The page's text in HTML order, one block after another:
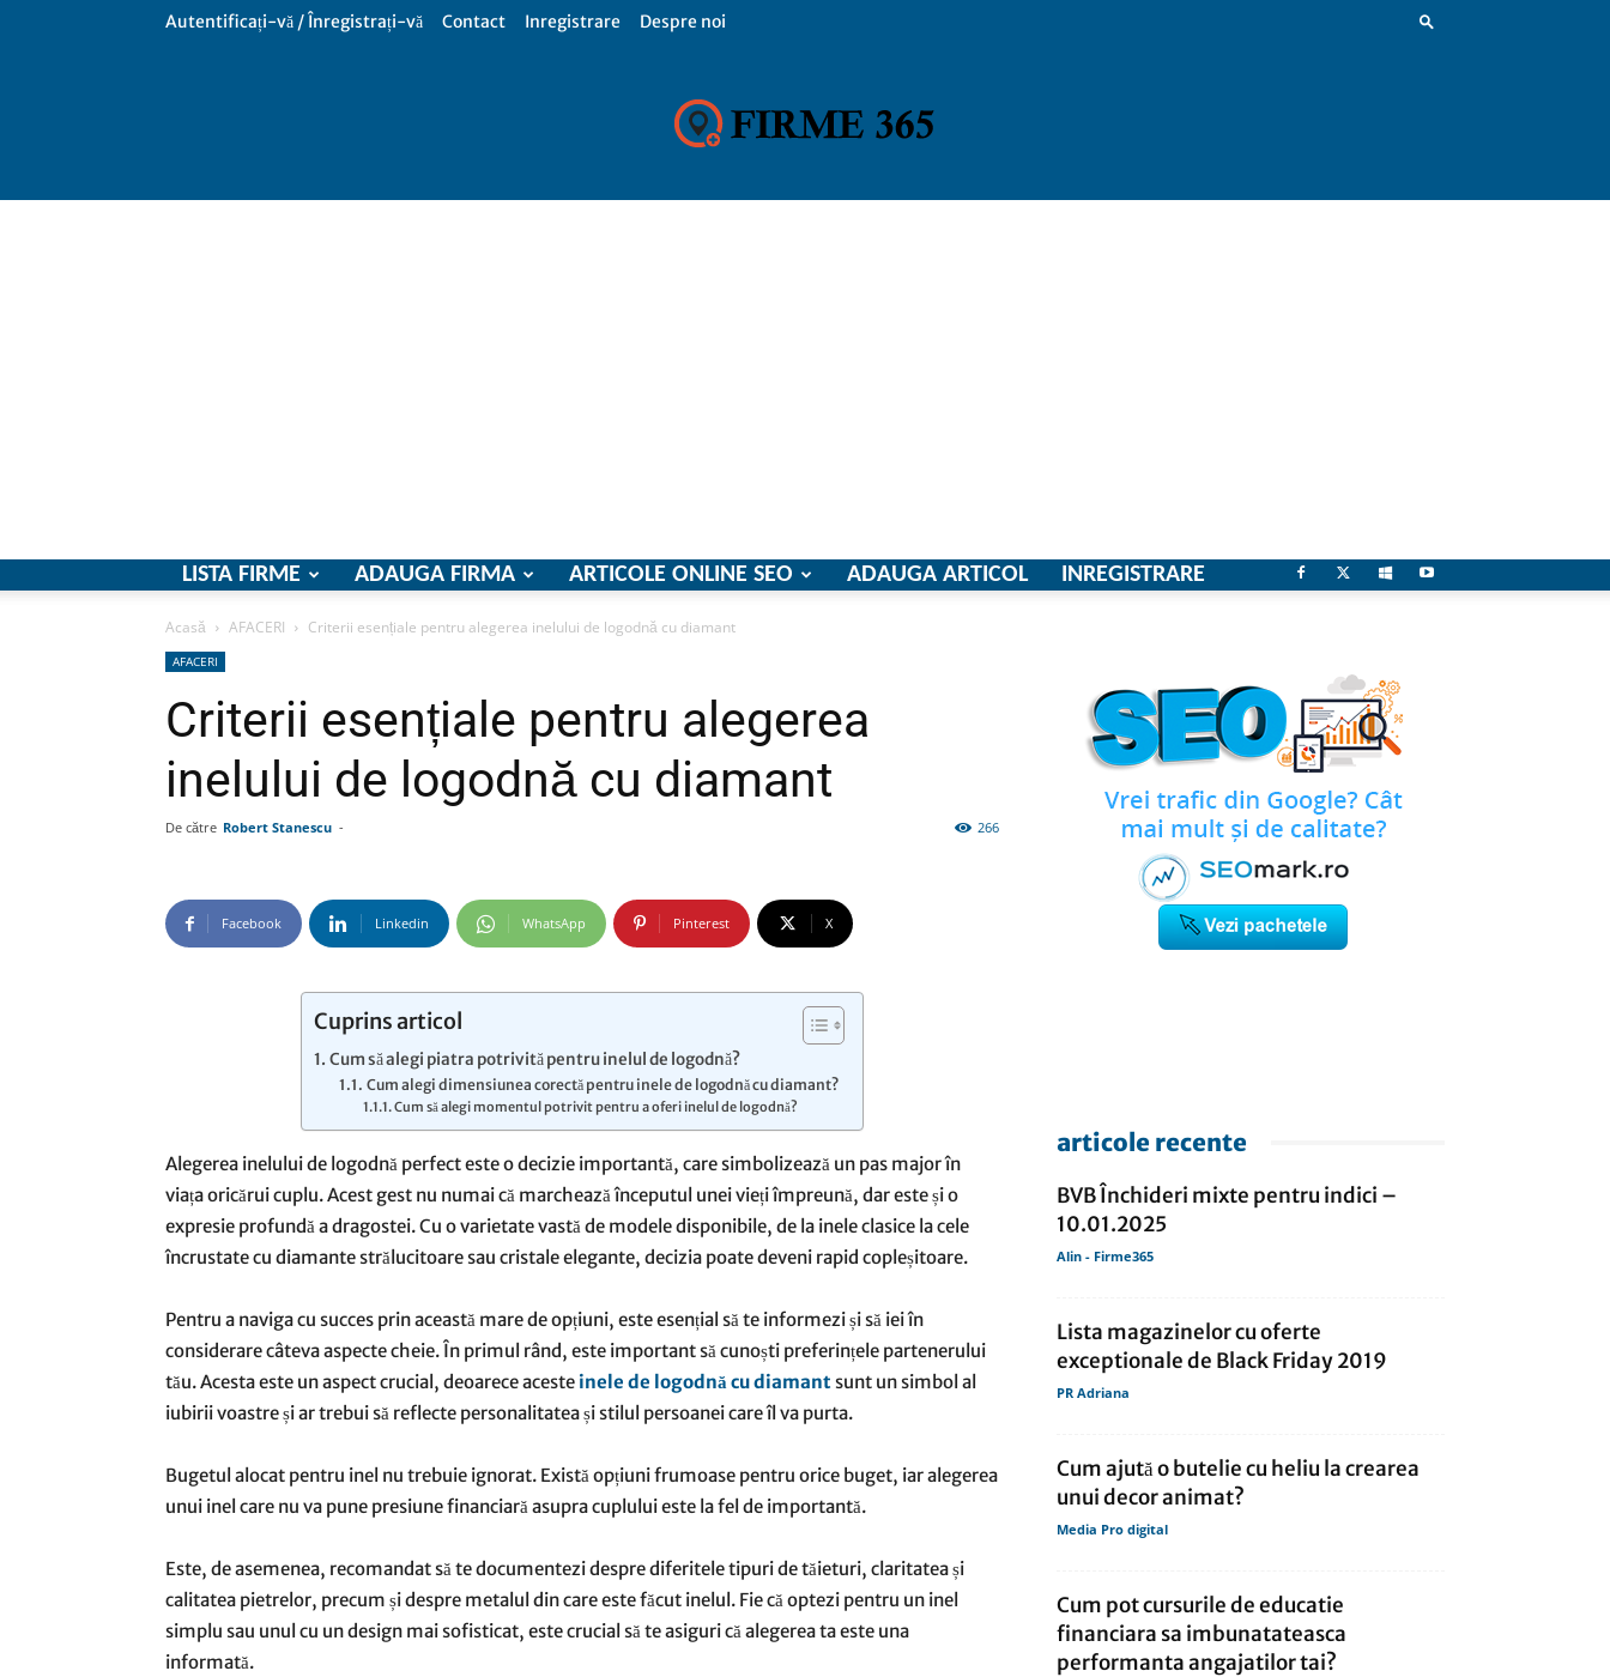
Autentificați-vă / Înregistrați-vă Contact Inregistrare Despre noi
comunicate
de
presa
LISTA FIRME ADAUGA FIRMA ARTICOLE ONLINE SEO ADAUGA ARTICOL INREGISTRARE
Acasă AFACERI Criterii esențiale pentru alegerea inelului de logodnă cu diamant
AFACERI
Criterii esențiale pentru alegerea
inelului de logodnă cu diamant
De către Robert Stanescu - 266
Facebook Linkedin WhatsApp Pinterest X
Cuprins articol
Cum să alegi piatra potrivită pentru inelul de logodnă?
Cum alegi dimensiunea corectă pentru inele de logodnă cu diamant?
Cum să alegi momentul potrivit pentru a oferi inelul de logodnă?
Alegerea inelului de logodnă perfect este o decizie importantă, care simbolizează un pas major în
viața oricărui cuplu. Acest gest nu numai că marchează începutul unei vieți împreună, dar este și o
expresie profundă a dragostei. Cu o varietate vastă de modele disponibile, de la inele clasice la cele
încrustate cu diamante strălucitoare sau cristale elegante, decizia poate deveni rapid copleșitoare.
Pentru a naviga cu succes prin această mare de opțiuni, este esențial să te informezi și să iei în
considerare câteva aspecte cheie. În primul rând, este important să cunoști preferințele partenerului
tău. Acesta este un aspect crucial, deoarece aceste inele de logodnă cu diamantsunt un simbol al
iubirii voastre și ar trebui să reflecte personalitatea și stilul persoanei care îl va purta.
Bugetul alocat pentru inel nu trebuie ignorat. Există opțiuni frumoase pentru orice buget, iar alegerea
unui inel care nu va pune presiune financiară asupra cuplului este la fel de importantă.
Este, de asemenea, recomandat să te documentezi despre diferitele tipuri de tăieturi, claritatea și
calitatea pietrelor, precum și despre metalul din care este făcut inelul. Fie că optezi pentru un inel
simplu sau unul cu un design mai sofisticat, este crucial să te asiguri că alegerea ta este una
informată.
articole recente
BVB Închideri mixte pentru indici –
10.01.2025
Alin - Firme365
Lista magazinelor cu oferte
exceptionale de Black Friday 2019
PR Adriana
Cum ajută o butelie cu heliu la crearea
unui decor animat?
Media Pro digital
Cum pot cursurile de educatie
financiara sa imbunatateasca
performanta angajatilor tai?